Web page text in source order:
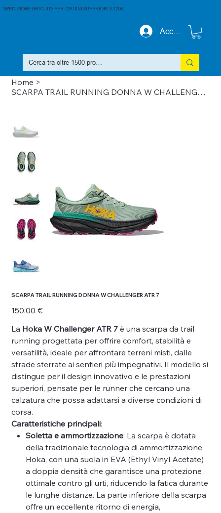
Accedi
SPEDIZIONE GRATUITA PER ORDINI SUPERIORI A 120€
Home >
SCARPA TRAIL RUNNING DONNA W CHALLENGER ATR 7
SCARPA TRAIL RUNNING DONNA W CHALLENGER ATR 7
Prezzo
150,00 €
La Hoka W Challenger ATR 7è una scarpa da trail
running progettata per offrire comfort, stabilità e
versatilità, ideale per affrontare terreni misti, dalle
strade sterrate ai sentieri più impegnativi. Il modello si
distingue per il design innovativo e le prestazioni
superiori, pensate per le runner che cercano una
calzatura che possa adattarsi a diverse condizioni di
corsa.
Caratteristiche principali:
Soletta e ammortizzazione: La scarpa è dotata
della tradizionale tecnologia di ammortizzazione
Hoka, con una suola in EVA (Ethyl Vinyl Acetate)
a doppia densità che garantisce una protezione
ottimale contro gli urti, riducendo la fatica durante
le lunghe distanze. La parte inferiore della scarpa
offre un eccellente ritorno di energia,